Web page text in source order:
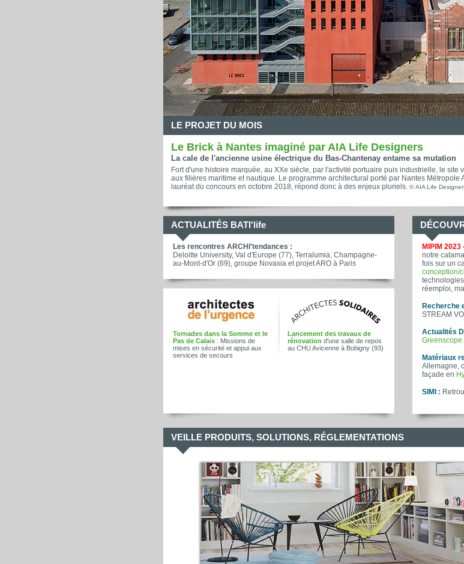
LE PROJET DU MOIS
Le Brick à Nantes imaginé par AIA Life Designers
La cale de l'ancienne usine électrique du Bas-Chantenay entame sa mutation
Fort d'une histoire marquée, au XXe siècle, par l'activité portuaire puis industrielle, le
aux filières maritime et nautique. Le programme architectural porté par Nantes Métropole
lauréat du concours en octobre 2018, répond donc à des enjeux pluriels. © AIA Life
ACTUALITÉS BATI'life
Les rencontres ARCHI'tendances :
Deloitte University, Val d'Europe (77), Terralumia, Champagne-
au-Mont-d'Or (69), groupe Novaxia et projet ARO à Paris
Tornades dans la Somme et le
Pas de Calais : Missions de
mises en sécurité et appui aux
services de secours
Lancement des travaux de
rénovation d'une salle de repos
au CHU Avicenne à Bobigny (93)
MIPIM
notre
fois sur un
conception/
réemploi,
Recherche
STREAM
Actualités
Greenscope
Matériaux
Allemagne,
façade en
SIMI :
VEILLE PRODUITS, SOLUTIONS, RÉGLEMENTATIONS